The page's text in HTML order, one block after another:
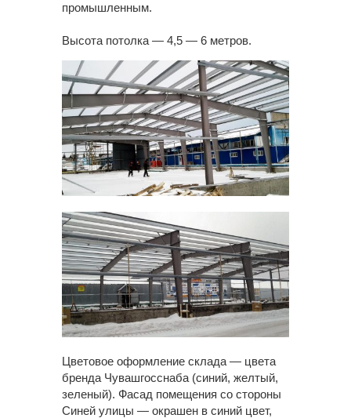
промышленным.
Высота потолка — 4,5 — 6 метров.
Цветовое оформление склада — цвета
бренда Чувашгосснаба (синий, желтый,
зеленый). Фасад помещения со стороны
Синей улицы — окрашен в синий цвет,